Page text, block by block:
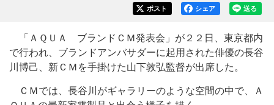
送る
シェア
ポスト
「ＡＱＵＡ ブランドＣＭ発表会」が２２日、東京都内
で行われ、ブランドアンバサダーに起用された俳優の長谷
川博己、新ＣＭを手掛けた山下敦弘監督が出席した。
ＣＭでは、長谷川がギャラリーのような空間の中で、Ａ